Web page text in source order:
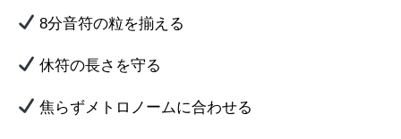
8分音符の粒を揃える
休符の長さを守る
焦らずメトロノームに合わせる